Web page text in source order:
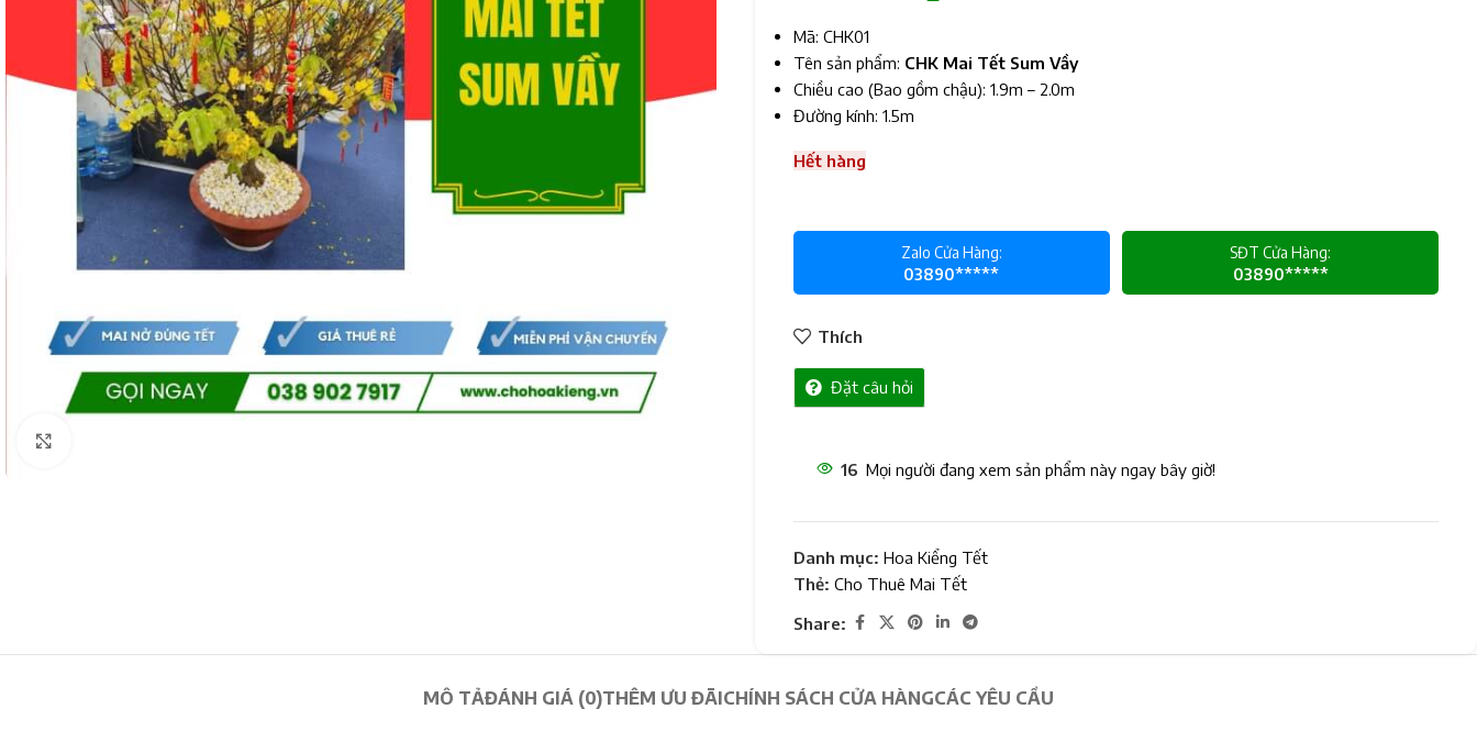
Mã: CHK01
Tên sản phẩm: CHK Mai Tết Sum Vầy
Chiều cao (Bao gồm chậu): 1.9m – 2.0m
Đường kính: 1.5m
Hết hàng
Zalo Cửa Hàng:
03890*****
SĐT Cửa Hàng:
03890*****
Thích
Đặt câu hỏi
11 Mọi người đang xem sản phẩm này ngay bây giờ!
Danh mục: Hoa Kiểng Tết
Thẻ: Cho Thuê Mai Tết
Share:
MÔ TẢĐÁNH GIÁ (0)THÊM ƯU ĐÃICHÍNH SÁCH CỬA HÀNGCÁC YÊU CẦU